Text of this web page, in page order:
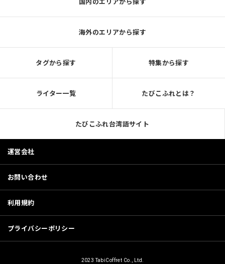
海外のエリアから探す
タグから探す 特集から探す
ライター一覧 たびこふれとは？
たびこふれ台湾語サイト
運営会社
お問い合わせ
利用規約
プライバシーポリシー
2023 TabiCoffret Co., Ltd.